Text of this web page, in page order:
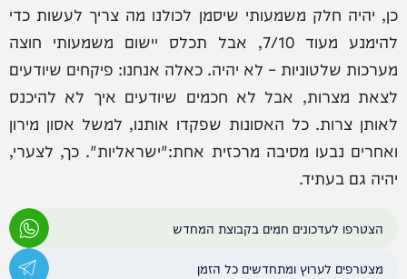
כן, יהיה חלק משמעותי שיסמן לכולנו מה צריך לעשות כדי
להימנע מעוד 7/10, אבל תכלס יישום משמעותי חוצה
מערכות שלטוניות – לא יהיה. כאלה אנחנו: פיקחים שיודעים
לצאת מצרות, אבל לא חכמים שיודעים איך לא להיכנס
לאותן צרות. כל האסונות שפקדו אותנו, למשל אסון מירון
ואחרים נבעו מסיבה מרכזית אחת:"ישראליות". כך, לצערי,
יהיה גם בעתיד.
הצטרפו לעדכונים חמים בקבוצת המחדש
מצטרפים לערוץ ומתחדשים כל הזמן